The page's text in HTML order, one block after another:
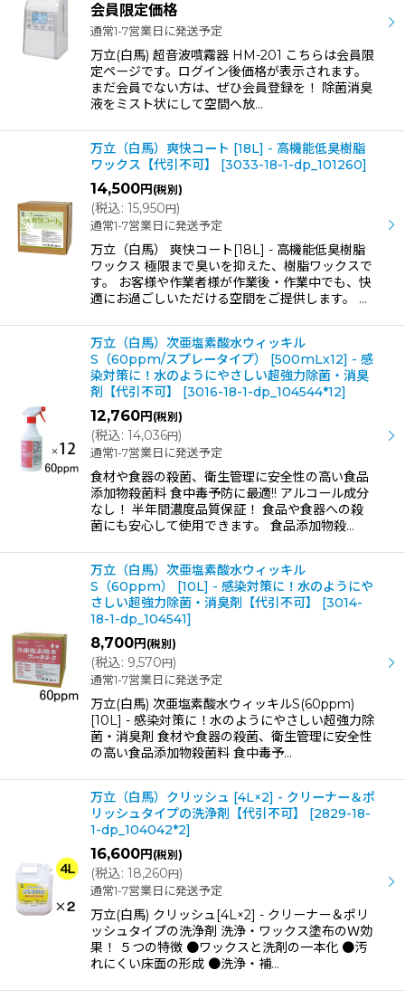
会員限定価格
通常1-7営業日に発送予定
万立(白馬) 超音波噴霧器 HM-201 こちらは会員限
定ページです。ログイン後価格が表示されます。
まだ会員でない方は、ぜひ会員登録を！ 除菌消臭
液をミスト状にして空間へ放…
万立（白馬）爽快コート [18L] - 高機能低臭樹脂
ワックス【代引不可】
[3033-18-1-dp_101260]
14,500円 (税別)
(税込: 15,950円)
通常1-7営業日に発送予定
万立（白馬） 爽快コート[18L] - 高機能低臭樹脂
ワックス 極限まで臭いを抑えた、樹脂ワックスで
す。 お客様や作業者様が作業後・作業中でも、快
適にお過ごしいただける空間をご提供します。 …
万立（白馬）次亜塩素酸水ウィッキル
S（60ppm/スプレータイプ） [500mLx12] - 感
染対策に！水のようにやさしい超強力除菌・消臭
剤【代引不可】
[3016-18-1-dp_104544*12]
12,760円 (税別)
(税込: 14,036円)
通常1-7営業日に発送予定
食材や食器の殺菌、衛生管理に安全性の高い食品
添加物殺菌料 食中毒予防に最適!! アルコール成分
なし！ 半年間濃度品質保証！ 食品や食器への殺
菌にも安心して使用できます。 食品添加物殺…
万立（白馬）次亜塩素酸水ウィッキル
S（60ppm） [10L] - 感染対策に！水のようにや
さしい超強力除菌・消臭剤【代引不可】
[3014-
18-1-dp_104541]
8,700円 (税別)
(税込: 9,570円)
通常1-7営業日に発送予定
万立(白馬) 次亜塩素酸水ウィッキルS(60ppm)
[10L] - 感染対策に！水のようにやさしい超強力除
菌・消臭剤 食材や食器の殺菌、衛生管理に安全性
の高い食品添加物殺菌料 食中毒予…
万立（白馬）クリッシュ [4L×2] - クリーナー＆ポ
リッシュタイプの洗浄剤【代引不可】
[2829-18-
1-dp_104042*2]
16,600円 (税別)
(税込: 18,260円)
通常1-7営業日に発送予定
万立(白馬) クリッシュ[4L×2] - クリーナー＆ポリ
ッシュタイプの洗浄剤 洗浄・ワックス塗布のＷ効
果！ ５つの特徴 ●ワックスと洗剤の一本化 ●汚
れにくい床面の形成 ●洗浄・補…